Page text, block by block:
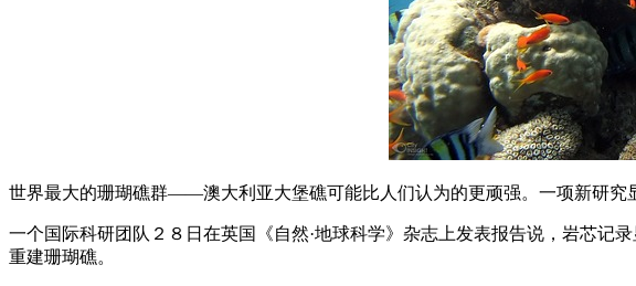
世界最大的珊瑚礁群——澳大利亚大堡礁可能比人们认为的更顽强。一项新研究
一个国际科研团队２８日在英国《自然·地球科学》杂志上发表报告说，岩芯记
重建珊瑚礁。